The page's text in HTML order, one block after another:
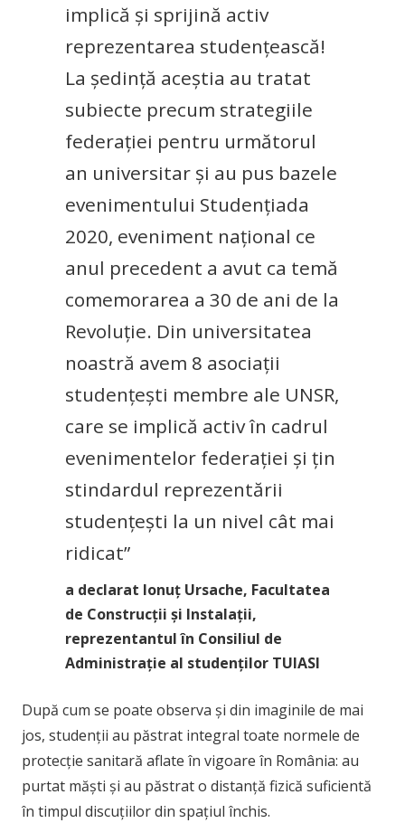
implică și sprijină activ
reprezentarea studențească!
La ședință aceștia au tratat
subiecte precum strategiile
federației pentru următorul
an universitar și au pus bazele
evenimentului Studențiada
2020, eveniment național ce
anul precedent a avut ca temă
comemorarea a 30 de ani de la
Revoluție. Din universitatea
noastră avem 8 asociații
studențești membre ale UNSR,
care se implică activ în cadrul
evenimentelor federației și țin
stindardul reprezentării
studențești la un nivel cât mai
ridicat”
a declarat Ionuț Ursache, Facultatea
de Construcții și Instalații,
reprezentantul în Consiliul de
Administrație al studenților TUIASI
După cum se poate observa și din imaginile de mai
jos, studenții au păstrat integral toate normele de
protecție sanitară aflate în vigoare în România: au
purtat măști și au păstrat o distanță fizică suficientă
în timpul discuțiilor din spațiul închis.